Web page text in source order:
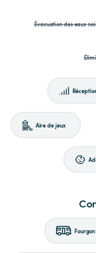
Évacuation des eaux
Aire de jeux
Fourgon